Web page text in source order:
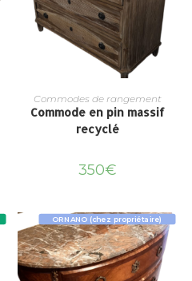
Commodes de rangement
Commode en pin massif
recyclé
350€
ORNANO (chez propriétaire)